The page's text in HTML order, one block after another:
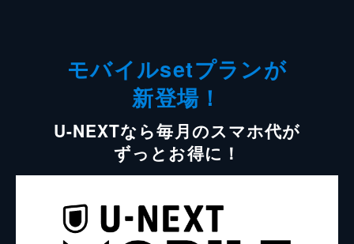
モバイルsetプランが
新登場！
U-NEXTなら毎月のスマホ代が
ずっとお得に！